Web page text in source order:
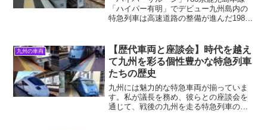
「ハイパー有明」でデビュー九州島内の
特急列車は高速道路の整備が進んだ1980
当時の国鉄も指をくわえて見ているだけ
ではなく、編成を短...
九州の車両
【歴代車両と座談会】時代を越え
て九州を彩る個性豊かな特急列車
たちの歴史
九州には魅力的な特急車両が揃っていま
す。私が議長を務め、彼らとの座談会を
通じて、戦後の九州を走る特急列車の歩